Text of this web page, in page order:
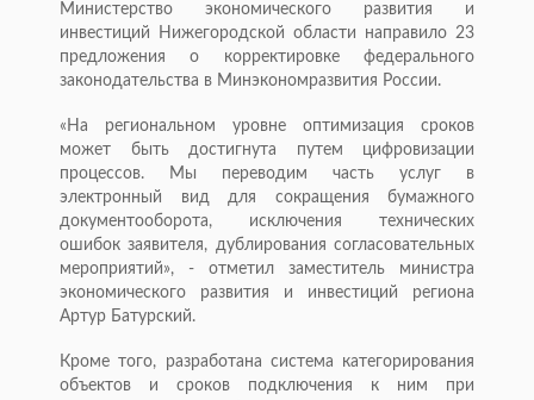
Министерство экономического развития и
инвестиций Нижегородской области направило 23
предложения о корректировке федерального
законодательства в Минэкономразвития России.
«На региональном уровне оптимизация сроков
может быть достигнута путем цифровизации
процессов. Мы переводим часть услуг в
электронный вид для сокращения бумажного
документооборота, исключения технических
ошибок заявителя, дублирования согласовательных
мероприятий», - отметил заместитель министра
экономического развития и инвестиций региона
Артур Батурский.
Кроме того, разработана система категорирования
объектов и сроков подключения к ним при